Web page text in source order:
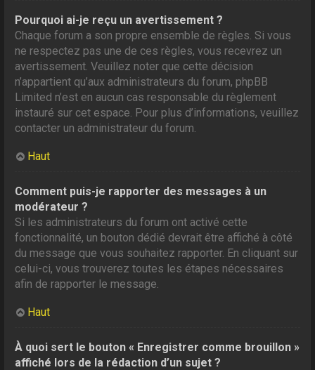
Pourquoi ai-je reçu un avertissement ?
Chaque forum a son propre ensemble de règles. Si vous
ne respectez pas une de ces règles, vous recevrez un
avertissement. Veuillez noter que cette décision
n’appartient qu’aux administrateurs du forum, phpBB
Limited n’est en aucun cas responsable du règlement
instauré sur cet espace. Pour plus d’informations, veuillez
contacter un administrateur du forum.
Haut
Comment puis-je rapporter des messages à un
modérateur ?
Si les administrateurs du forum ont activé cette
fonctionnalité, un bouton dédié devrait être affiché à côté
du message que vous souhaitez rapporter. En cliquant sur
celui-ci, vous trouverez toutes les étapes nécessaires
afin de rapporter le message.
Haut
À quoi sert le bouton « Enregistrer comme brouillon »
affiché lors de la rédaction d’un sujet ?